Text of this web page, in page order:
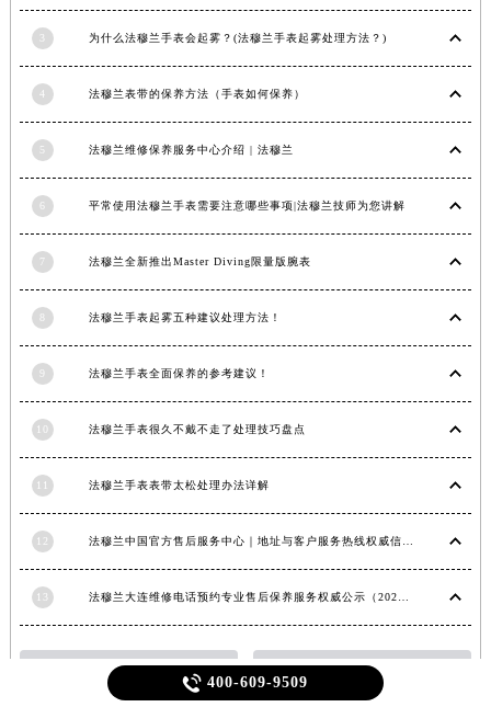
3 为什么法穆兰手表会起雾？(法穆兰手表起雾处理方法？)
4 法穆兰表带的保养方法（手表如何保养）
5 法穆兰维修保养服务中心介绍 | 法穆兰
6 平常使用法穆兰手表需要注意哪些事项|法穆兰技师为您讲解
7 法穆兰全新推出Master Diving限量版腕表
8 法穆兰手表起雾五种建议处理方法！
9 法穆兰手表全面保养的参考建议！
10 法穆兰手表很久不戴不走了处理技巧盘点
11 法穆兰手表表带太松处理办法详解
12
13
法穆兰手表真伪鉴别 法穆兰表壳清洗
 400-609-9509